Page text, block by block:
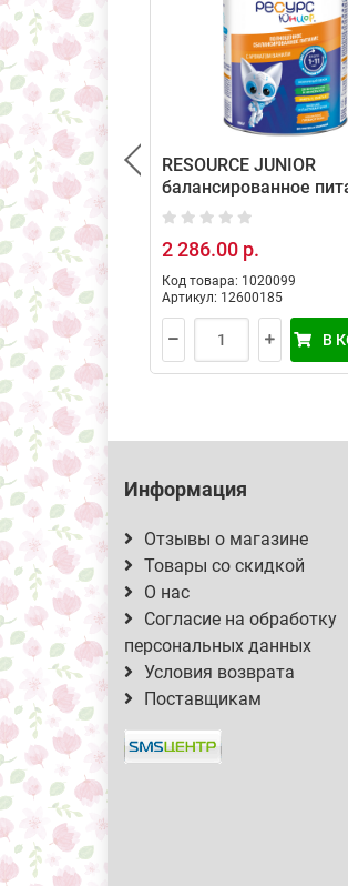
RESOURCE JUNIOR
балансированное
для детей от 1 до 11
2 286.00 р.
Код товара: 1020099
Артикул: 12600185
В
Информация
Отзывы о магазине
Товары со скидкой
О нас
Согласие на обработку
персональных данных
Условия возврата
Поставщикам